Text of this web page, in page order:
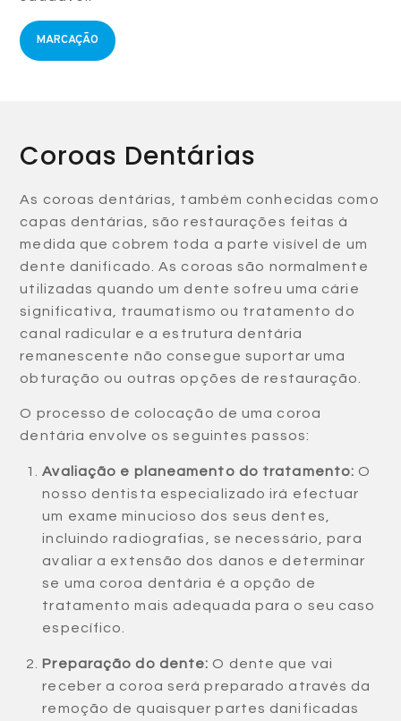
MARCAÇÃO
Coroas Dentárias
As coroas dentárias, também conhecidas como
capas dentárias, são restaurações feitas à
medida que cobrem toda a parte visível de um
dente danificado. As coroas são normalmente
utilizadas quando um dente sofreu uma cárie
significativa, traumatismo ou tratamento do
canal radicular e a estrutura dentária
remanescente não consegue suportar uma
obturação ou outras opções de restauração.
O processo de colocação de uma coroa
dentária envolve os seguintes passos:
Avaliação e planeamento do tratamento: O
nosso dentista especializado irá efectuar
um exame minucioso dos seus dentes,
incluindo radiografias, se necessário, para
avaliar a extensão dos danos e determinar
se uma coroa dentária é a opção de
tratamento mais adequada para o seu caso
específico.
Preparação do dente: O dente que vai
receber a coroa será preparado através da
remoção de quaisquer partes danificadas